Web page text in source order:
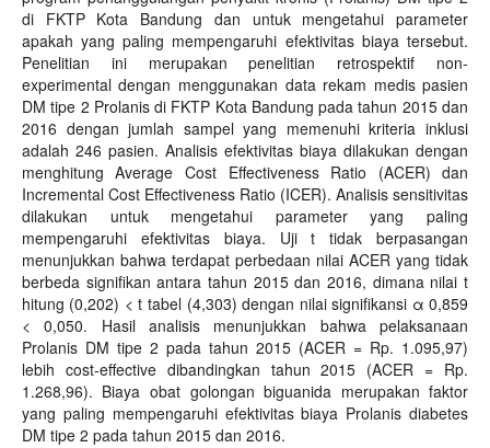
di FKTP Kota Bandung dan untuk mengetahui parameter
apakah yang paling mempengaruhi efektivitas biaya tersebut.
Penelitian ini merupakan penelitian retrospektif non-
experimental dengan menggunakan data rekam medis pasien
DM tipe 2 Prolanis di FKTP Kota Bandung pada tahun 2015 dan
2016 dengan jumlah sampel yang memenuhi kriteria inklusi
adalah 246 pasien. Analisis efektivitas biaya dilakukan dengan
menghitung Average Cost Effectiveness Ratio (ACER) dan
Incremental Cost Effectiveness Ratio (ICER). Analisis sensitivitas
dilakukan untuk mengetahui parameter yang paling
mempengaruhi efektivitas biaya. Uji t tidak berpasangan
menunjukkan bahwa terdapat perbedaan nilai ACER yang tidak
berbeda signifikan antara tahun 2015 dan 2016, dimana nilai t
hitung (0,202) < t tabel (4,303) dengan nilai signifikansi α 0,859
< 0,050. Hasil analisis menunjukkan bahwa pelaksanaan
Prolanis DM tipe 2 pada tahun 2015 (ACER = Rp. 1.095,97)
lebih cost-effective dibandingkan tahun 2015 (ACER = Rp.
1.268,96). Biaya obat golongan biguanida merupakan faktor
yang paling mempengaruhi efektivitas biaya Prolanis diabetes
DM tipe 2 pada tahun 2015 dan 2016.